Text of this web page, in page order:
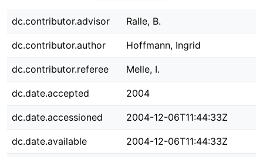
dc.contributor.advisor Ralle, B.
dc.contributor.author Hoffmann, Ingrid
dc.contributor.referee Melle, I.
dc.date.accepted 2004
dc.date.accessioned 2004-12-06T11:44:33Z
dc.date.available 2004-12-06T11:44:33Z